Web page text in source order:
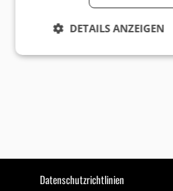
Datenschutzrichtlinien
DETAILS ANZEIGEN